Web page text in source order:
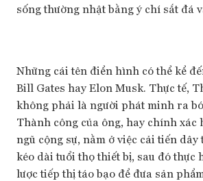
sống thường nhật bằng ý chí sắt đá
Những cái tên điển hình có thể kể
Bill Gates hay Elon Musk. Thực tế,
không phải là người phát minh ra
Thành công của ông, hay chính xác
ngũ cộng sự, nằm ở việc cải tiến dây
kéo dài tuổi thọ thiết bị, sau đó thực
lược tiếp thị táo bạo để đưa sản